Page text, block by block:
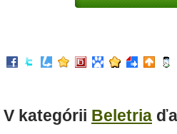
V kategórii Beletria